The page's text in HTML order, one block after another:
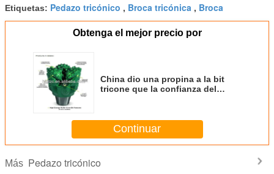
Etiquetas: Pedazo tricónico , Broca tricónica , Broca
Obtenga el mejor precio por
China dio una propina a la bit
tricone que la confianza del
Continuar
Más Pedazo tricónico